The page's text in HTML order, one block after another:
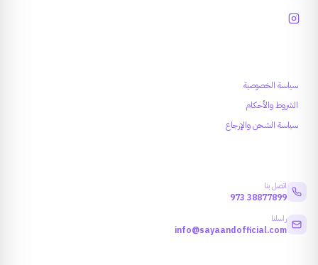
سياسة الخصوصية
الشروط والأحكام
سياسة الشحن والإرجاع
اتصل بنا
973 38877899
راسلنا
info@sayaandofficial.com